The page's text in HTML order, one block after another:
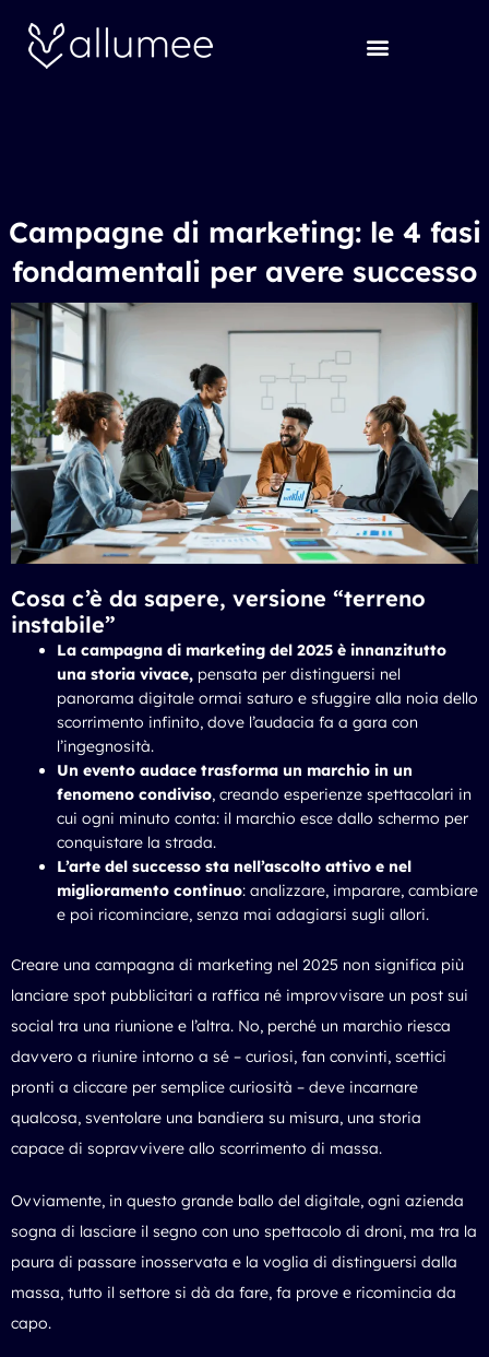
contenuto
Campagne di marketing: le 4 fasi
fondamentali per avere successo
Cosa c’è da sapere, versione “terreno
instabile”
La campagna di marketing del 2025 è innanzitutto
una storia vivace, pensata per distinguersi nel
panorama digitale ormai saturo e sfuggire alla noia dello
scorrimento infinito, dove l’audacia fa a gara con
l’ingegnosità.
Un evento audace trasforma un marchio in un
fenomeno condiviso, creando esperienze spettacolari in
cui ogni minuto conta: il marchio esce dallo schermo per
conquistare la strada.
L’arte del successo sta nell’ascolto attivo e nel
miglioramento continuo: analizzare, imparare, cambiare
e poi ricominciare, senza mai adagiarsi sugli allori.
Creare una campagna di marketing nel 2025 non significa più
lanciare spot pubblicitari a raffica né improvvisare un post sui
social tra una riunione e l’altra. No, perché un marchio riesca
davvero a riunire intorno a sé – curiosi, fan convinti, scettici
pronti a cliccare per semplice curiosità – deve incarnare
qualcosa, sventolare una bandiera su misura, una storia
capace di sopravvivere allo scorrimento di massa.
Ovviamente, in questo grande ballo del digitale, ogni azienda
sogna di lasciare il segno con uno spettacolo di droni, ma tra la
paura di passare inosservata e la voglia di distinguersi dalla
massa, tutto il settore si dà da fare, fa prove e ricomincia da
capo.